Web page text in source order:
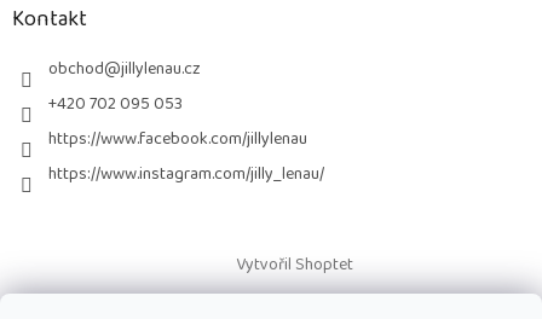
Kontakt
obchod@jillylenau.cz
+420 702 095 053
https://www.facebook.com/jillylenau
https://www.instagram.com/jilly_lenau/
Vytvořil Shoptet